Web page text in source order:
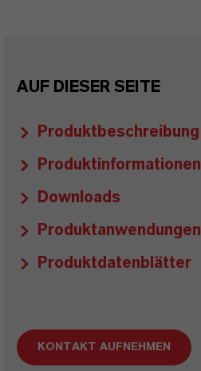
AUF DIESER SEITE
Produktbeschreibung
Produktinformationen
Downloads
Produktanwendungen
Produktdatenblätter
KONTAKT AUFNEHMEN